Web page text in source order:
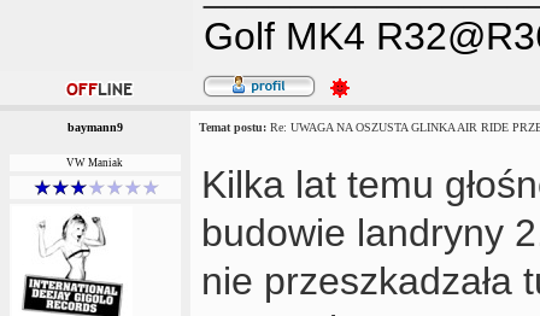
Golf MK4
baymann9 Temat postu: Re: UWAGA NA OSZUSTA GLINKA AIR RIDE
VW Maniak
Kilka lat temu
budowie landryny
nie przeszkadzała